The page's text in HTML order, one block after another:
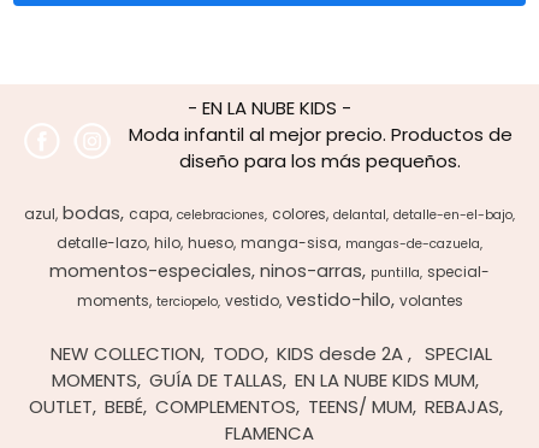
- EN LA NUBE KIDS -
Moda infantil al mejor precio. Productos de
diseño para los más pequeños.
azul bodas capa celebraciones colores delantal detalle-en-el-bajo
detalle-lazo hilo hueso manga-sisa mangas-de-cazuela
momentos-especiales ninos-arras puntilla special-
moments terciopelo vestido vestido-hilo volantes
NEW COLLECTION TODO KIDS desde 2A
SPECIAL
MOMENTS GUÍA DE TALLAS EN LA NUBE KIDS MUM
OUTLET BEBÉ COMPLEMENTOS TEENS/ MUM REBAJAS
FLAMENCA